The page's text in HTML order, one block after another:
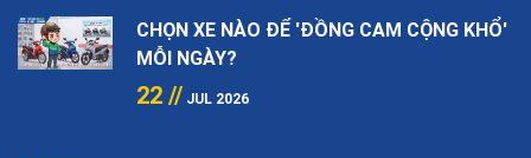
CHỌN XE NÀO ĐỂ 'ĐỒNG CAM CỘNG KHỔ'
MỖI NGÀY?
22 // JUL 2026